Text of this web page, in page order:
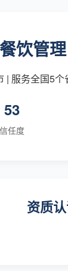
饮管
| 服务全国5个
53
信任度
资质